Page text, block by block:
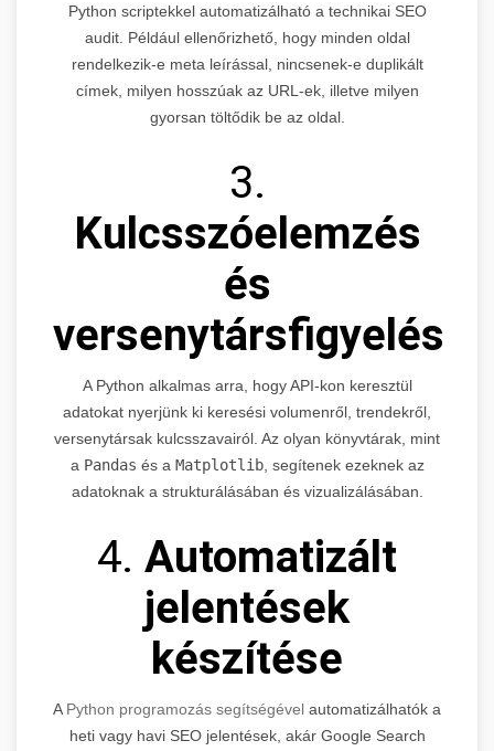
Python scriptekkel automatizálható a technikai SEO
audit. Például ellenőrizhető, hogy minden oldal
rendelkezik-e meta leírással, nincsenek-e duplikált
címek, milyen hosszúak az URL-ek, illetve milyen
gyorsan töltődik be az oldal.
3.
Kulcsszóelemzés
és
versenytársfigyelés
A Python alkalmas arra, hogy API-kon keresztül
adatokat nyerjünk ki keresési volumenről, trendekről,
versenytársak kulcsszavairól. Az olyan könyvtárak, mint
a Pandas és a Matplotlib, segítenek ezeknek az
adatoknak a strukturálásában és vizualizálásában.
4. Automatizált
jelentések
készítése
A Python programozás segítségével automatizálhatók a
heti vagy havi SEO jelentések, akár Google Search